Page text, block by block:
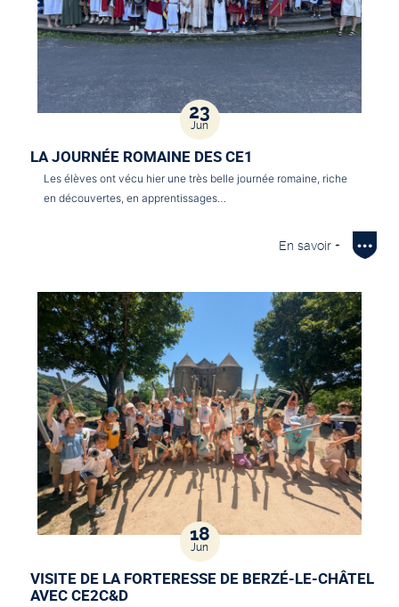
23
Jun
LA JOURNÉE ROMAINE DES CE1
Les élèves ont vécu hier une très belle journée romaine, riche
en découvertes, en apprentissages…
En savoir +
18
Jun
VISITE DE LA FORTERESSE DE BERZÉ-LE-CHÂTEL
AVEC CE2C&D